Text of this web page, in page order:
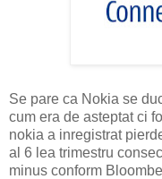
Se pare ca Nokia se
cum era de asteptat ci
nokia a inregistrat
al 6 lea trimestru
minus conform